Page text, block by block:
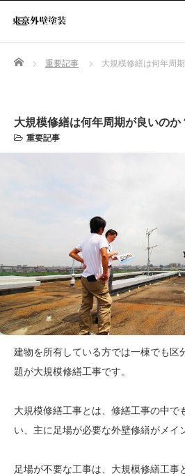
Home 重要記事 大規模修繕は何年周
大規模修繕は何年周期が良いのか
重要記事
建物を所有している方では一棟でも区
題が大規模修繕工事です。
大規模修繕工事とは、修繕工事の中で
い、主に足場が必要な外壁修繕がメイ
足場が不要な工事は、大規模修繕工事